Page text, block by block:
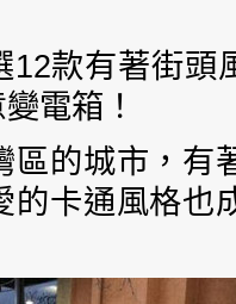
12款有著街頭
電箱！
區的城市，有
的卡通風格也